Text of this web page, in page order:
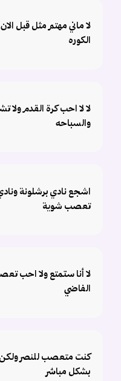
الكوره
لا لا احب كرة القدم ولا
والسباحه
‏اشجع نادي برشلونة
تعصب شوية
لا أنا ستمتع ولا احب
الفاضي
كنت متعصب للنصر
بشكل مباشر